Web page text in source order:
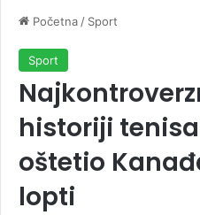
Početna / Sport
Sport
historiji
oštetio
lopti